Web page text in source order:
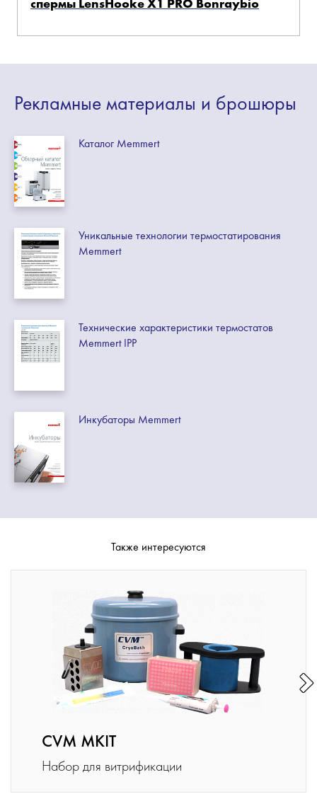
Рекламные материалы и брошюры
Каталог Memmert
Уникальные технологии термостатирования
Memmert
Технические характеристики термостатов
Memmert IPP
Инкубаторы Memmert
Также интересуются
CVM MKIT
Набор для витрификации